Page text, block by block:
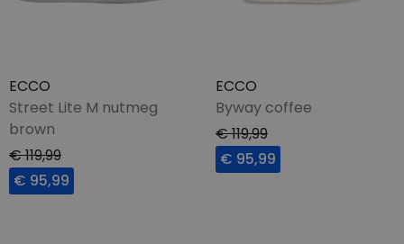
ECCO
Street Lite M nutmeg
brown
€ 119,99
€ 95,99
ECCO
Byway coffee
€ 119,99
€ 95,99